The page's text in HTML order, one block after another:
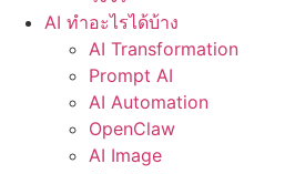
AI ทำอะไรได้บ้าง
AI Transformation
Prompt AI
AI Automation
OpenClaw
AI Image